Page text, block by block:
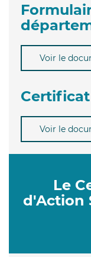
Voir le
Voir le
Le
d'Action